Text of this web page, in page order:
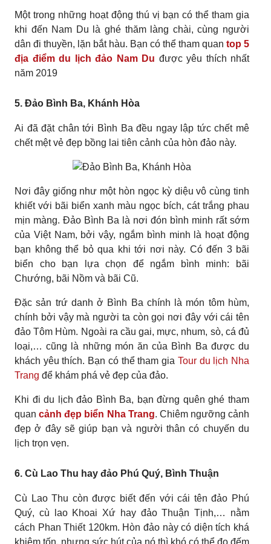
Một trong những hoạt động thú vị bạn có thể tham gia
khi đến Nam Du là ghé thăm làng chài, cùng người
dân đi thuyền, lặn bắt hàu. Bạn có thể tham quan top 5
địa điểm du lịch đảo Nam Du được yêu thích nhất
năm 2019
5. Đảo Bình Ba, Khánh Hòa
Ai đã đặt chân tới Bình Ba đều ngay lập tức chết mê
chết mệt vẻ đẹp bồng lai tiên cảnh của hòn đảo này.
Nơi đây giống như một hòn ngọc kỳ diệu vô cùng tinh
khiết với bãi biển xanh màu ngọc bích, cát trắng phau
mịn màng. Đảo Bình Ba là nơi đón bình minh rất sớm
của Việt Nam, bởi vậy, ngắm bình minh là hoạt động
bạn không thể bỏ qua khi tới nơi này. Có đến 3 bãi
biển cho bạn lựa chọn để ngắm bình minh: bãi
Chướng, bãi Nồm và bãi Cũ.
Đặc sản trứ danh ở Bình Ba chính là món tôm hùm,
chính bởi vậy mà người ta còn gọi nơi đây với cái tên
đảo Tôm Hùm. Ngoài ra cầu gai, mực, nhum, sò, cá đủ
loại,… cũng là những món ăn của Bình Ba được du
khách yêu thích. Bạn có thể tham gia Tour du lịch Nha
Trang để khám phá vẻ đẹp của đảo.
Khi đi du lịch đảo Bình Ba, bạn đừng quên ghé tham
quancảnh đẹp biển Nha Trang. Chiêm ngưỡng cảnh
đẹp ở đây sẽ giúp bạn và người thân có chuyến du
lịch trọn vẹn.
6. Cù Lao Thu hay đảo Phú Quý, Bình Thuận
Cù Lao Thu còn được biết đến với cái tên đảo Phú
Quý, cù lao Khoai Xứ hay đảo Thuận Tịnh,… nằm
cách Phan Thiết 120km. Hòn đảo này có diện tích khá